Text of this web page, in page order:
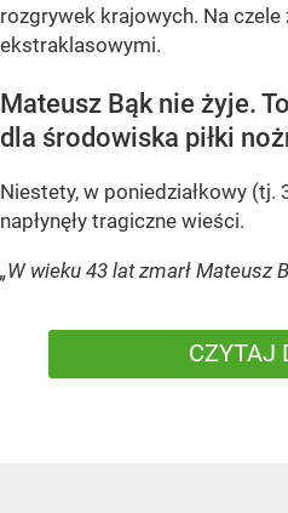
rozgrywek krajowych. Na
ekstraklasowymi.
Mateusz Bąk nie żyje.
dla środowiska piłki
Niestety, w poniedziałkowy (tj.
napłynęły tragiczne wieści.
„W wieku 43 lat zmarł Mateusz
CZYTAJ